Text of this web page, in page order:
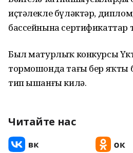
иҫтәлекле бүләктәр,
бассейнына
Был матурлыҡ конкурсы
тормошонда тағы бер яҡты
тип ышанғы килә.
Читайте нас